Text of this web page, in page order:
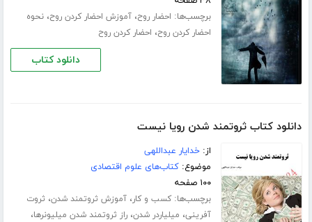
برچسب‌ها: احضار روح،آموزش احضار کردن روح،نحوه
احضار کردن روح، احضار کردن روح
دانلود کتاب
دانلود کتاب ثروتمند شدن رویا نیست
از:خدایار عبداللهی
موضوع:کتاب‌های علوم اقتصادی
۱۰۰ صفحه
برچسب‌ها:کسب و کار،آموزش ثروتمند شدن، ثروت
آفرینی، میلیاردر شدن،راز ثروتمند شدن میلیونرها،